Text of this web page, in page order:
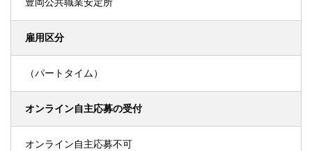
雇用区分
（パートタイム）
オンライン自主応募の受付
オンライン自主応募不可